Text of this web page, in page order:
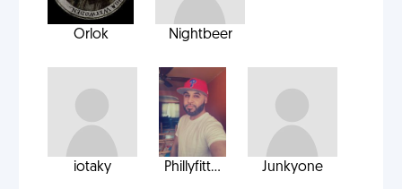
Orlok Nightbeer
iotaky Phillyfitt... Junkyone